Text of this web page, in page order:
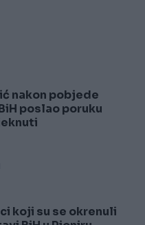
nakon pobjede
poslao poruku
koji su se okrenuli